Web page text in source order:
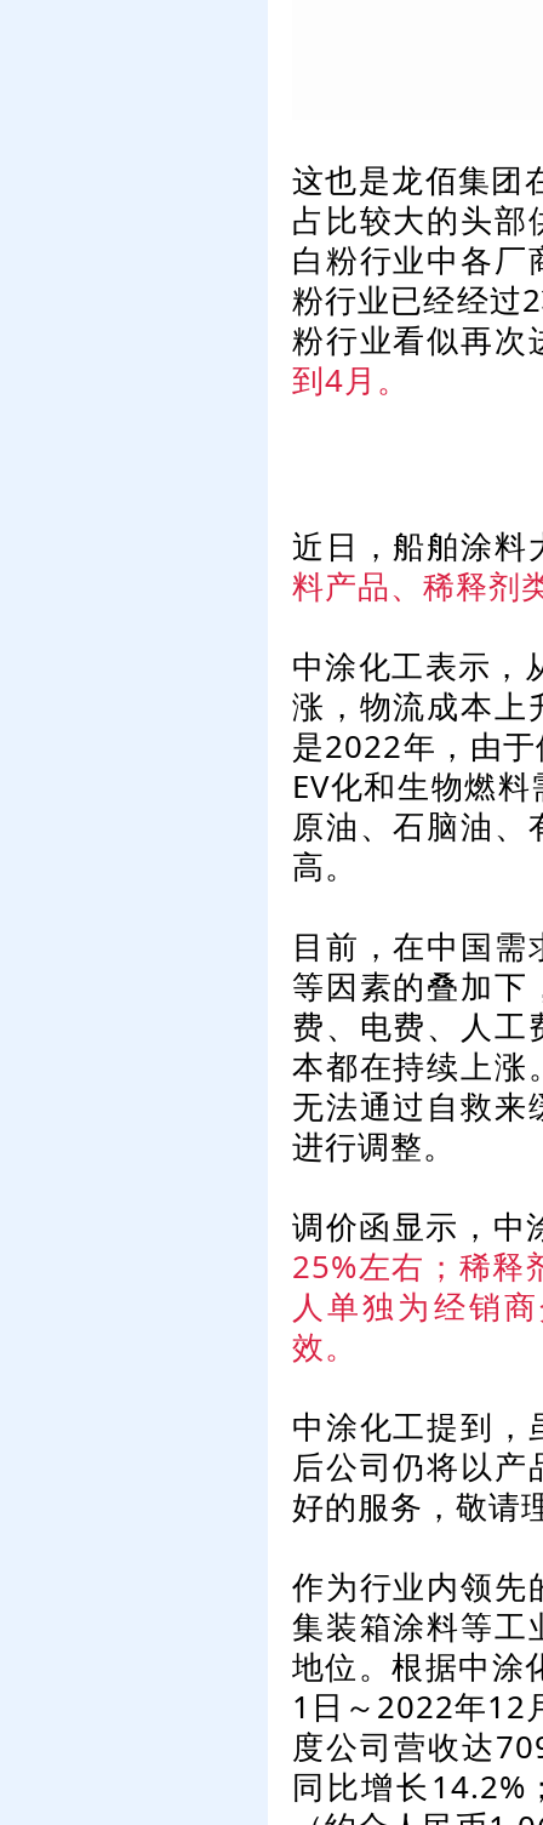
这也是龙佰集团
占比较大的头部
白粉行业中各厂
粉行业已经经过
粉行业看似再次
到4月。
近日，船舶涂料
料产品、稀释剂
中涂化工表示，
涨，物流成本上
是2022年，由
EV化和生物燃
原油、石脑油、
高。
目前，在中国
等因素的叠加下
费、电费、人工
本都在持续上涨
无法通过自救来
进行调整。
调价函显示，中
25%左右；稀释
人单独为经销
效。
中涂化工提到，
后公司仍将以
好的服务，敬请
作为行业内领先
集装箱涂料等工
地位。根据中涂
1日～2022年12
度公司营收达
同比增长